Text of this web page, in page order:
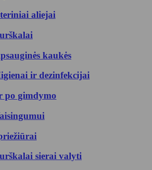
aliejai
kaukės
ir dezinfekcijai
po gimdymo
sierai valyti